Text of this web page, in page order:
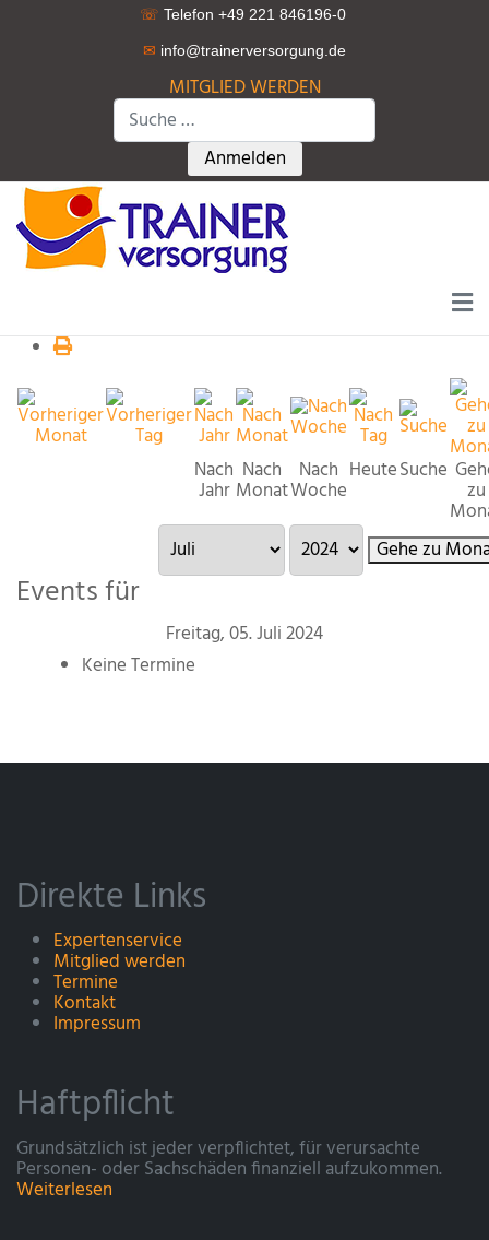
☏ Telefon +49 221 846196-0
✉ info@trainerversorgung.de
MITGLIED WERDEN
Suchen
Type 2 or more characters for
Anmelden
Nach
Jahr
Nach
Monat
Nach
Woche
HeuteSuche
zu
Gehe zu
Events für
Freitag, 05. Juli 2024
Keine Termine
Direkte Links
Expertenservice
Mitglied werden
Termine
Kontakt
Impressum
Haftpflicht
Grundsätzlich ist jeder verpflichtet, für verursachte
Personen- oder Sachschäden finanziell aufzukommen.
Weiterlesen